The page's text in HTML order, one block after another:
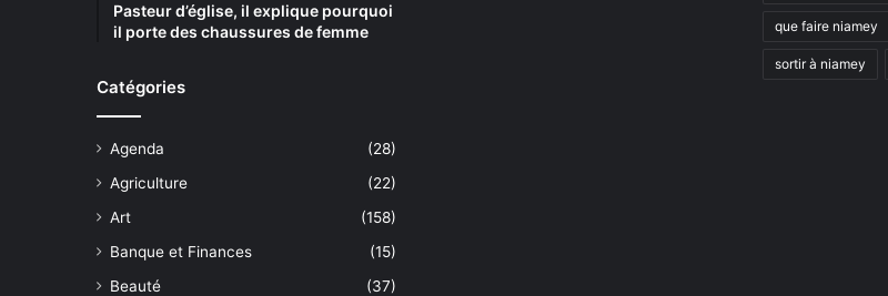
Pasteur d’église, il explique pourquoi
il porte des chaussures de femme
Catégories
Agenda
(28)
Agriculture
(22)
Art
(158)
Banque et Finances
(15)
Beauté
(37)
que faire niamey
sortir à niamey